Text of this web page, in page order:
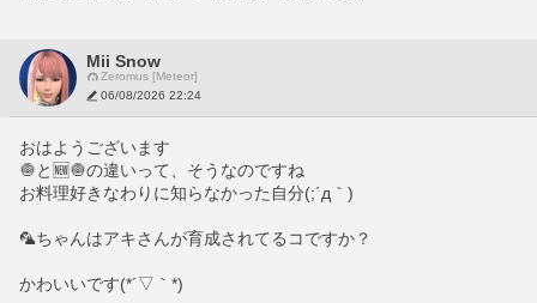
Mii Snow
Zeromus [Meteor]
06/08/2026 22:24
おはようございます
🧅と🆕🧅の違いって、そうなのですね
お料理好きなわりに知らなかった自分(;´д｀)
🦜ちゃんはアキさんが育成されてるコですか？
かわいいです(*´▽｀*)